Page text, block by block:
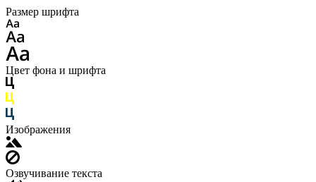
Размер шрифта
Цвет фона и шрифта
Изображения
Озвучивание текста